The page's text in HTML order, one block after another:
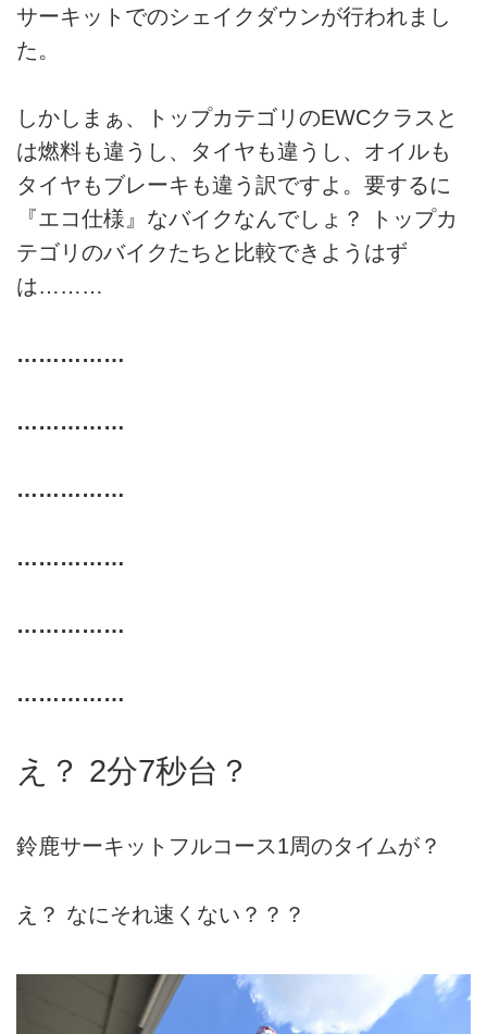
サーキットでのシェイクダウンが行われまし
た。
しかしまぁ、トップカテゴリのEWCクラスと
は燃料も違うし、タイヤも違うし、オイルも
タイヤもブレーキも違う訳ですよ。要するに
『エコ仕様』なバイクなんでしょ？ トップカ
テゴリのバイクたちと比較できようはず
は………
……………
……………
……………
……………
……………
……………
え？ 2分7秒台？
鈴鹿サーキットフルコース1周のタイムが？
え？ なにそれ速くない？？？